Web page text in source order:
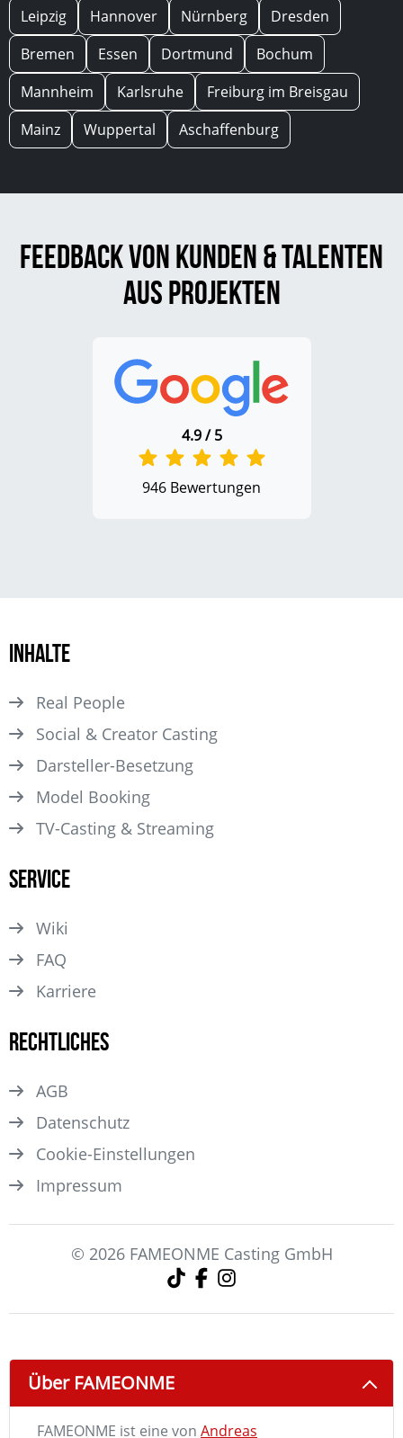
Leipzig
Hannover Nürnberg
Dresden
Bremen
Essen Dortmund
Bochum
Mannheim
Karlsruhe
Freiburg im Breisgau
Mainz
Wuppertal Aschaffenburg
Feedback von Kunden & Talenten
aus Projekten
4.9 / 5
946 Bewertungen
Inhalte
Real People
Social & Creator Casting
Darsteller­-Besetzung
Model Booking
TV-Casting & Streaming
Service
Wiki
FAQ
Karriere
Rechtliches
AGB
Datenschutz
Cookie-Einstellungen
Impressum
© 2026 FAMEONME Casting GmbH
Über FAMEONME
FAMEONME ist eine von Andreas